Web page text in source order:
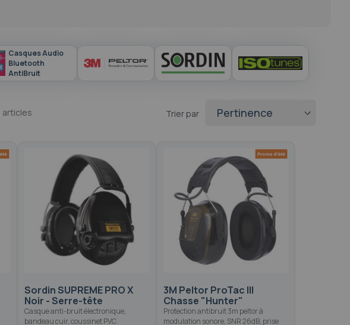
Casques Audio
Bluetooth
AntiBruit
articles Trier par
Sordin SUPREME PRO X
Noir - Serre-tête
Casque anti-bruit électronique,
bandeau cuir, coussinet PVC
3M Peltor ProTac III
Chasse "Hunter"
Protection antibruit 3m peltor à
modulation sonore, SNR 26dB, prise